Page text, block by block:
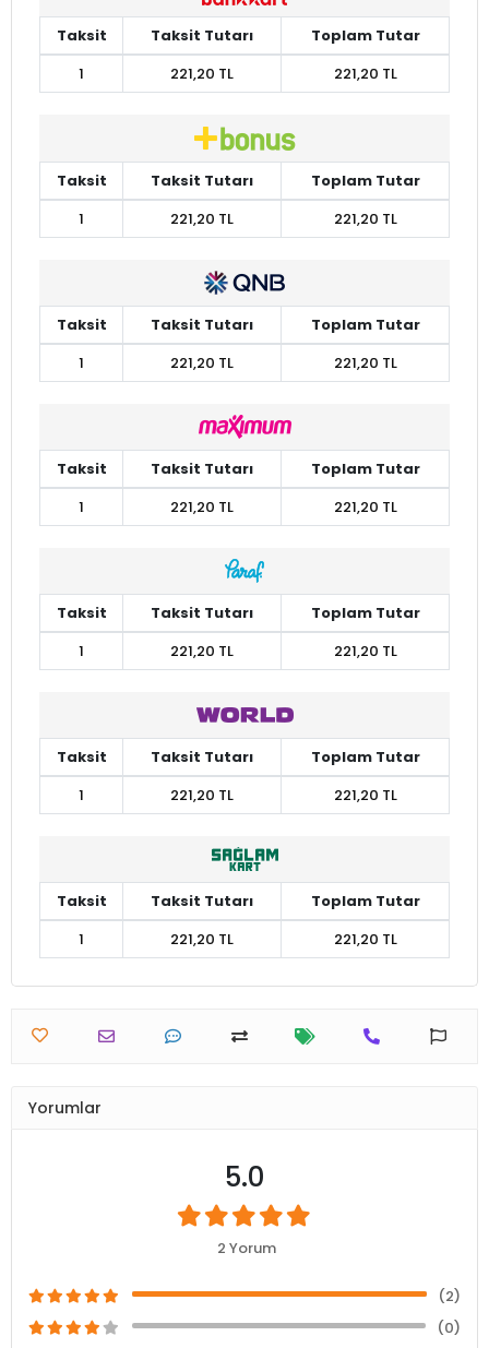
Taksit Taksit Tutarı
Toplam Tutar
1
221,20 TL 221,20 TL
Taksit Taksit Tutarı
Toplam Tutar
1
221,20 TL 221,20 TL
Taksit Taksit Tutarı
Toplam Tutar
1
221,20 TL 221,20 TL
Taksit Taksit Tutarı
Toplam Tutar
1
221,20 TL 221,20 TL
Taksit Taksit Tutarı
Toplam Tutar
1
221,20 TL 221,20 TL
Taksit Taksit Tutarı
Toplam Tutar
1
221,20 TL 221,20 TL
Taksit Taksit Tutarı
Toplam Tutar
1
221,20 TL 221,20 TL
Yorumlar
5.0
2 Yorum
(2)
(0)